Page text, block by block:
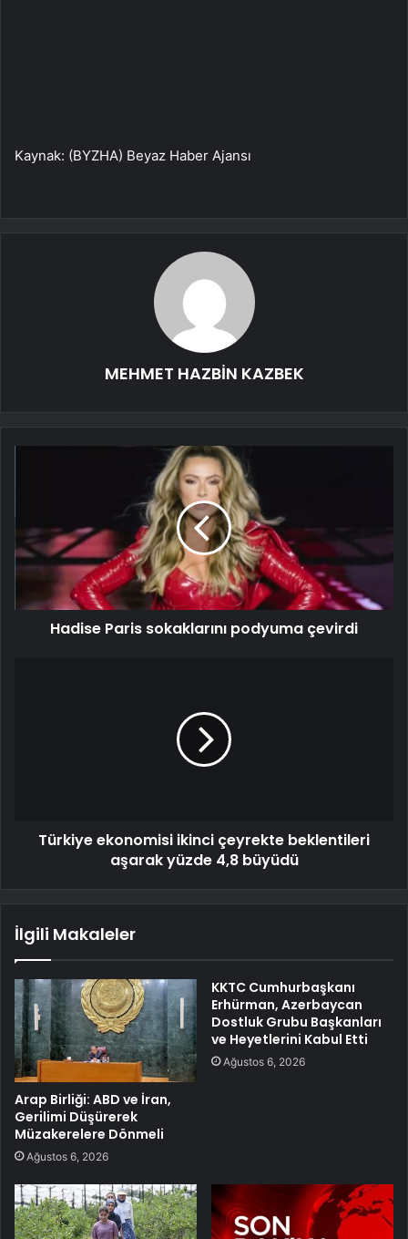
Kaynak: (BYZHA) Beyaz Haber Ajansı
MEHMET HAZBİN KAZBEK
Hadise Paris sokaklarını podyuma çevirdi
Türkiye ekonomisi ikinci çeyrekte beklentileri
aşarak yüzde 4,8 büyüdü
İlgili Makaleler
Arap Birliği: ABD ve İran,
Gerilimi Düşürerek
Müzakerelere Dönmeli
Ağustos 6, 2026
KKTC Cumhurbaşkanı
Erhürman, Azerbaycan
Dostluk Grubu Başkanları
ve Heyetlerini Kabul Etti
Ağustos 6, 2026